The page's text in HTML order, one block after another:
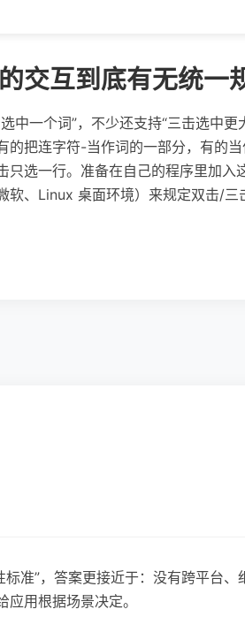
交互到底有无统一
中一个词”，不少还支持“三击选中
的把连字符-当作词的一部分，有的
只选一行。准备在自己的程序里加
软、Linux 桌面环境）来规定双击/
准”，答案更接近于：没有跨平台
用根据场景决定。